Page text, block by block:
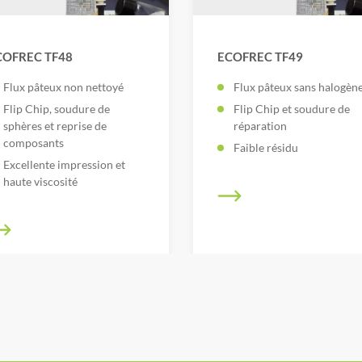
TF48
Flux pâteux non nettoyé
Flip Chip, soudure de
sphères et reprise de
composants
Excellente impression et
haute viscosité
ECOFREC TF49
Flux pâteux sans
Flip Chip et soudure de
réparation
Faible résidu